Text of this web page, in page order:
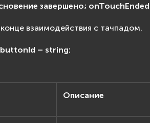
завершено; onTouchEnded
взаимодействия с тачпадом.
– string:
Описание